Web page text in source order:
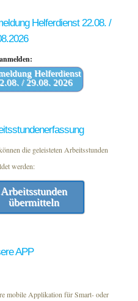
Helferdienst 22.08. /
Helferdienst
/ 29.08. 2026
die geleisteten Arbeitsstunden
werden:
Arbeitsstunden
übermitteln
APP
mobile Applikation für Smart- oder